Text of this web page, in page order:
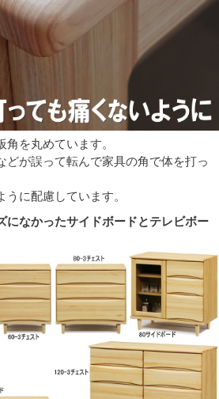
を丸めています。
どが誤って転んで家具の角で体を打っ
に配慮しています。
になかったサイドボードとテレビボー